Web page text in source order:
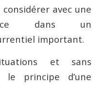
avec une
dans un
important.
et sans
principe d’une